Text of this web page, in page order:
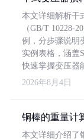
本文详细解析干
（GB/T 10228-
例，分步骤说明
实例表格，涵盖
快速掌握变压器
2026年8月4日
铜棒的重量计
本文详细介绍了